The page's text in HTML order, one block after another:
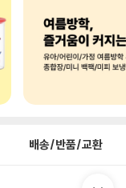
배송/반품/교환